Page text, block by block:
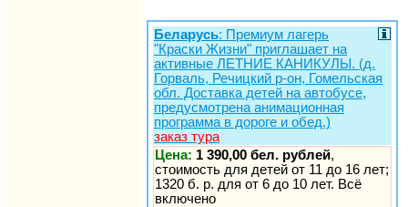
Беларусь: Премиум лагерь
"Краски Жизни" приглашает на
активные ЛЕТНИЕ КАНИКУЛЫ. (д.
Горваль, Речицкий р-он, Гомельская
обл. Доставка детей на автобусе,
предусмотрена анимационная
программа в дороге и обед.)
заказ тура
Цена: 1 390,00 бел. рублей,
стоимость для детей от 11 до 16 лет;
1320 б. р. для от 6 до 10 лет. Всё
включено